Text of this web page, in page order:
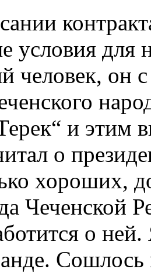
условия для
человек, он
и
о
хороших,
Чеченской
о
Сошлось